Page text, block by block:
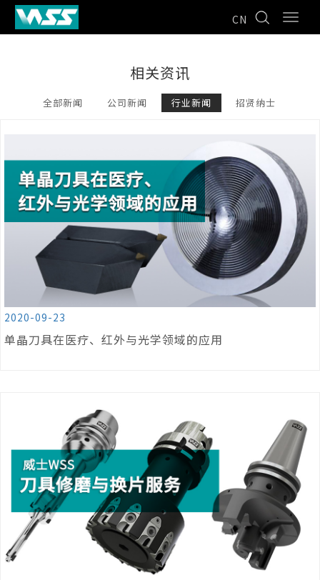
CN
相关资讯
全部新闻 公司新闻 行业新闻 招贤纳士
2020-09-23
单晶刀具在医疗、红外与光学领域的应用